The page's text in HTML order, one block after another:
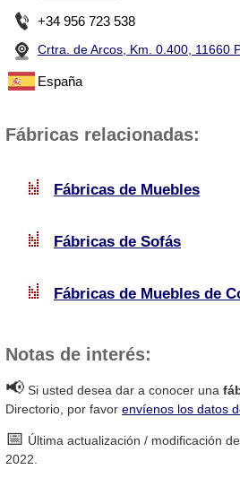
+34 956 723 538
Crtra. de Arcos, Km. 0.400, 11660
España
Fábricas relacionadas:
Fábricas de Muebles
Fábricas de Sofás
Fábricas de Muebles de
Notas de interés:
📢 Si usted desea dar a conocer una
Directorio, por favor envíenos los datos
📅 Última actualización / modificación
2022.